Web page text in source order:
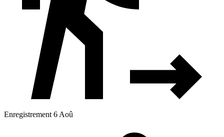
Enregistrement 6 Aoû